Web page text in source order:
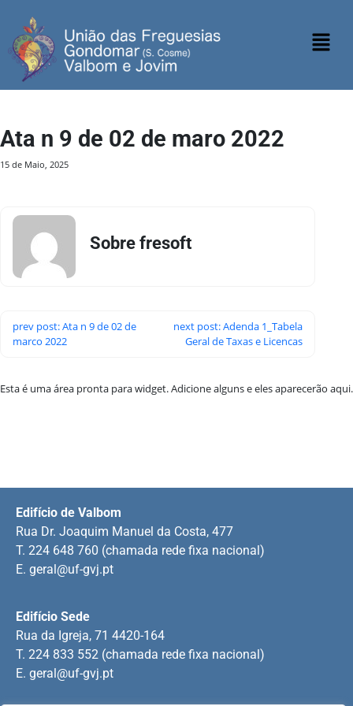
Ata n 9 de 02 de maro 2022
15 de Maio, 2025
Sobre fresoft
prev post: Ata n 9 de 02 de
marco 2022
next post: Adenda 1_Tabela
Geral de Taxas e Licencas
Esta é uma área pronta para widget. Adicione alguns e eles aparecerão aqui.
Edifício Sede
Rua da Igreja, 71 4420-164
T. 224 833 552 (chamada rede fixa nacional)
E. geral@uf-gvj.pt
Edifício de Valbom
Rua Dr. Joaquim Manuel da Costa, 477
T. 224 648 760 (chamada rede fixa nacional)
E. geral@uf-gvj.pt